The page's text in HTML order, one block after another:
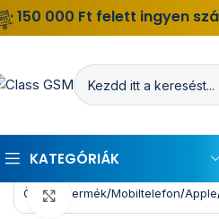
150 000 Ft felett ingyen
KATEGÓRIÁK
Összes termék Mobiltelefon Apple
Kattints a nagyításhoz